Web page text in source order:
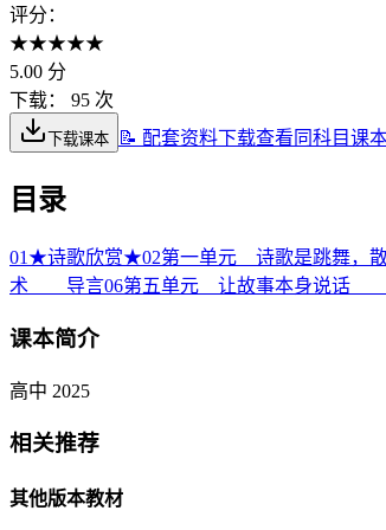
评分：
★★★★★
5.00 分
下载：
95 次
下载课本 📝 配套资料下载查看同科目课
目录
01 ★诗歌欣赏★02第一单元 诗歌是跳舞
术 导言06第五单元 让故事本身说话
课本简介
高中 2025
相关推荐
其他版本教材